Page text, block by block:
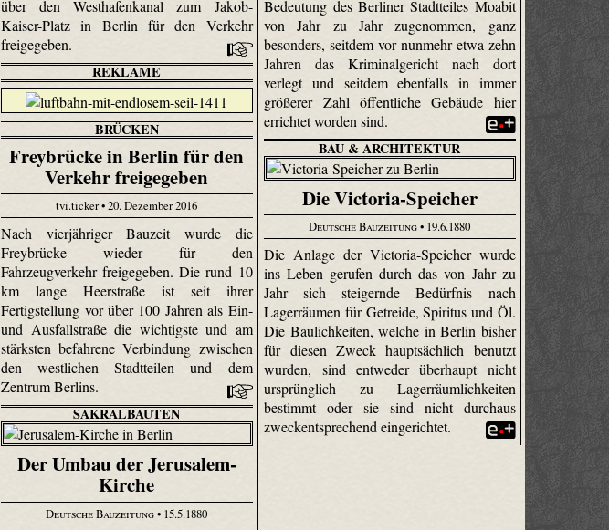
über den Westhafenkanal zum Jakob-
Kaiser-Platz in Berlin für den Verkehr
freigegeben.
Bedeutung des Berliner Stadtteiles Moabit
von Jahr zu Jahr zugenommen, ganz
besonders, seitdem vor nunmehr etwa zehn
Jahren das Kriminalgericht nach dort
verlegt und seitdem ebenfalls in immer
größerer Zahl öffentliche Gebäude hier
errichtet worden sind.
REKLAME
BRÜCKEN
Freybrücke in Berlin für den
Verkehr freigegeben
tvi.ticker • 20. Dezember 2016
Nach vierjähriger Bauzeit wurde die
Freybrücke wieder für den
Fahrzeugverkehr freigegeben. Die rund 10
km lange Heerstraße ist seit ihrer
Fertigstellung vor über 100 Jahren als Ein-
und Ausfallstraße die wichtigste und am
stärksten befahrene Verbindung zwischen
den westlichen Stadtteilen und dem
Zentrum Berlins.
BAU & ARCHITEKTUR
Die Victoria-Speicher
Deutsche Bauzeitung• 19.6.1880
Die Anlage der Victoria-Speicher wurde
ins Leben gerufen durch das von Jahr zu
Jahr sich steigernde Bedürfnis nach
Lagerräumen für Getreide, Spiritus und Öl.
Die Baulichkeiten, welche in Berlin bisher
für diesen Zweck hauptsächlich benutzt
wurden, sind entweder überhaupt nicht
ursprünglich zu Lagerräumlichkeiten
bestimmt oder sie sind nicht durchaus
zweckentsprechend eingerichtet.
SAKRALBAUTEN
Der Umbau der Jerusalem-
Kirche
Deutsche Bauzeitung• 15.5.1880